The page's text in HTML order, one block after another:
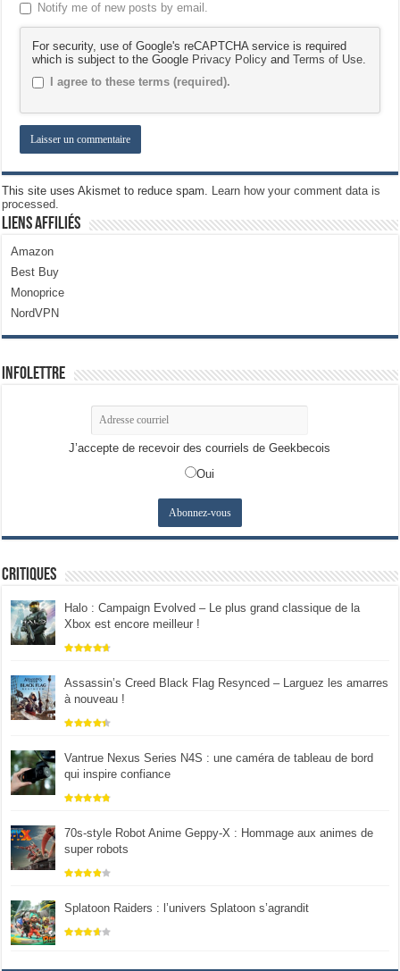
Notify me of new posts by email.
For security, use of Google's reCAPTCHA service is required
which is subject to the Google Privacy Policy andTerms of Use.
I agree to these terms (required).
This site uses Akismet to reduce spam. Learn how your comment data is
processed.
Liens Affiliés
Amazon
Best Buy
Monoprice
NordVPN
Infolettre
J’accepte de recevoir des courriels de Geekbecois
Oui
Critiques
Halo : Campaign Evolved – Le plus grand classique de la
Xbox est encore meilleur !
Assassin’s Creed Black Flag Resynced – Larguez les amarres
à nouveau !
Vantrue Nexus Series N4S : une caméra de tableau de bord
qui inspire confiance
70s-style Robot Anime Geppy-X : Hommage aux animes de
super robots
Splatoon Raiders : l’univers Splatoon s’agrandit